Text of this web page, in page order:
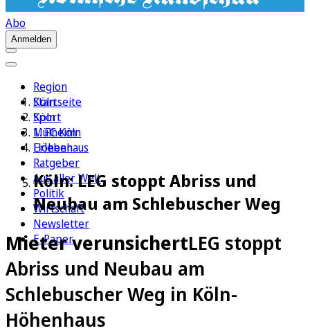
Abo
Anmelden
Region
Köln
Sport
1. FC Köln
Erleben
Ratgeber
Aus aller Welt
Politik
Wirtschaft
Newsletter
E-Paper
Startseite
Köln
Mülheim
Höhenhaus
Köln: LEG stoppt Abriss und
Neubau am Schlebuscher Weg
Mieter verunsichertLEG stoppt
Abriss und Neubau am
Schlebuscher Weg in Köln-
Höhenhaus